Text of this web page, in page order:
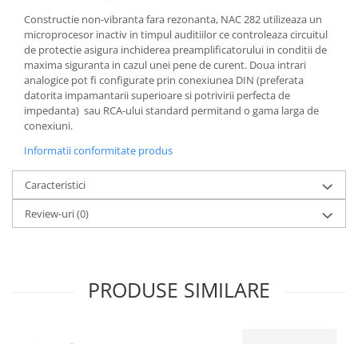
Constructie non-vibranta fara rezonanta, NAC 282 utilizeaza un
microprocesor inactiv in timpul auditiilor ce controleaza circuitul
de protectie asigura inchiderea preamplificatorului in conditii de
maxima siguranta in cazul unei pene de curent. Doua intrari
analogice pot fi configurate prin conexiunea DIN (preferata
datorita impamantarii superioare si potrivirii perfecta de
impedanta) sau RCA-ului standard permitand o gama larga de
conexiuni.
Informatii conformitate produs
Caracteristici
Review-uri(0)
PRODUSE SIMILARE